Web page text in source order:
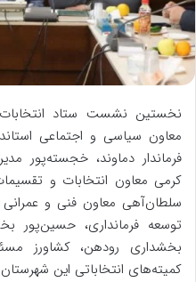
م
ی
ل
نخستین نشست ستاد
معاون سیاسی و اجتماعی
فرماندار دماوند، خجسته‌پور
کرمی معاون انتخابات و
سلطان‌آهی معاون فنی و عمرانی
توسعه فرمانداری، حسین‌پور
بخشداری رودهن، کشاورز
کمیته‌های انتخاباتی این شهرستان